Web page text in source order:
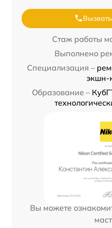
Стаж работы
Выполнено
Специализация –
экшн-
Образование –
Вы можете